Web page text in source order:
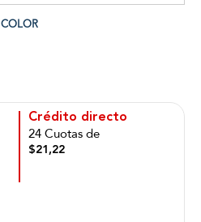
COLOR
Crédito directo
24 Cuotas de
$21,22